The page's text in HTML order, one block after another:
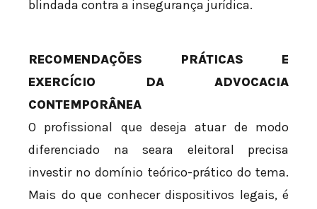
blindada contra a insegurança jurídica.
RECOMENDAÇÕES PRÁTICAS E
EXERCÍCIO DA ADVOCACIA
CONTEMPORÂNEA
O profissional que deseja atuar de modo
diferenciado na seara eleitoral precisa
investir no domínio teórico-prático do tema.
Mais do que conhecer dispositivos legais, é